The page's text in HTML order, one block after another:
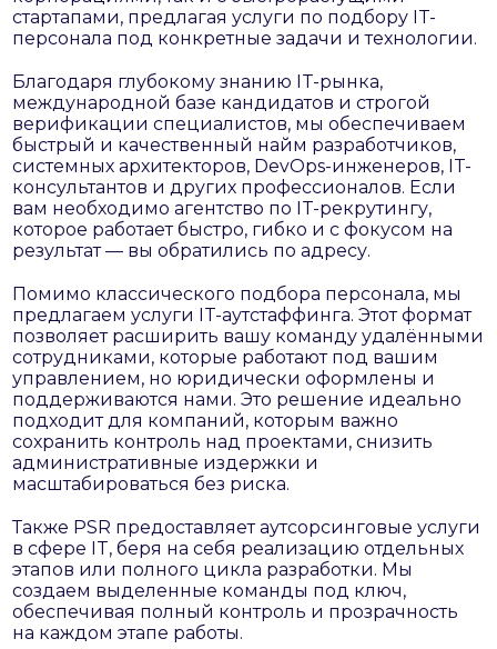
стартапами, предлагая услуги по подбору IT-
персонала под конкретные задачи и технологии.
Благодаря глубокому знанию IT-рынка,
международной базе кандидатов и строгой
верификации специалистов, мы обеспечиваем
быстрый и качественный найм разработчиков,
системных архитекторов, DevOps-инженеров, IT-
консультантов и других профессионалов. Если
вам необходимо агентство по IT-рекрутингу,
которое работает быстро, гибко и с фокусом на
результат — вы обратились по адресу.
Помимо классического подбора персонала, мы
предлагаем услуги IT-аутстаффинга. Этот формат
позволяет расширить вашу команду удалёнными
сотрудниками, которые работают под вашим
управлением, но юридически оформлены и
поддерживаются нами. Это решение идеально
подходит для компаний, которым важно
сохранить контроль над проектами, снизить
административные издержки и
масштабироваться без риска.
Также PSR предоставляет аутсорсинговые услуги
в сфере IT, беря на себя реализацию отдельных
этапов или полного цикла разработки. Мы
создаем выделенные команды под ключ,
обеспечивая полный контроль и прозрачность
на каждом этапе работы.